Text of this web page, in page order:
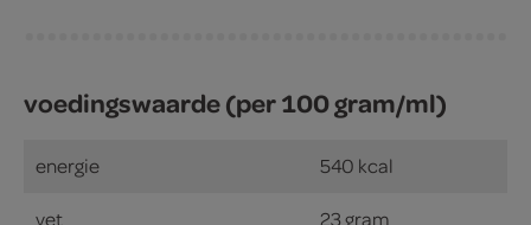
voedingswaarde (per 100 gram/ml)
energie 540 kcal
vet 23 gram